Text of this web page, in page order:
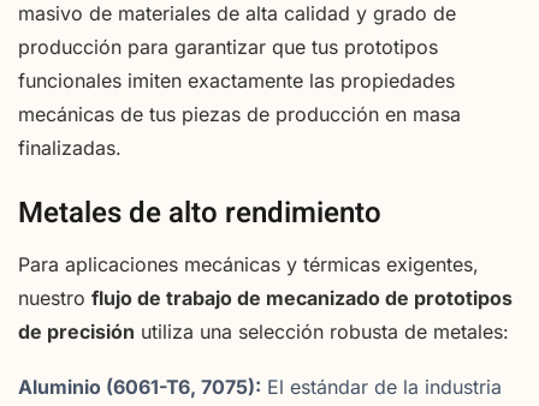
masivo de materiales de alta calidad y grado de
producción para garantizar que tus prototipos
funcionales imiten exactamente las propiedades
mecánicas de tus piezas de producción en masa
finalizadas.
Metales de alto rendimiento
Para aplicaciones mecánicas y térmicas exigentes,
nuestro flujo de trabajo de mecanizado de prototipos
de precisión utiliza una selección robusta de metales:
Aluminio (6061-T6, 7075): El estándar de la industria